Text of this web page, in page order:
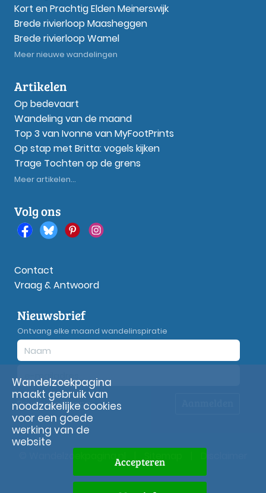
Kort en Prachtig Elden Meinerswijk
Brede rivierloop Maasheggen
Brede rivierloop Wamel
Meer nieuwe wandelingen
Artikelen
Op bedevaart
Wandeling van de maand
Top 3 van Ivonne van MyFootPrints
Op stap met Britta: vogels kijken
Trage Tochten op de grens
Meer artikelen...
Volg ons
Contact
Vraag & Antwoord
Nieuwsbrief
Ontvang elke maand wandelinspiratie
Privacyverklaring
© Wandelzoekpagina.nl
Wandelzoekpagina
maakt gebruik van
noodzakelijke cookies
voor een goede
werking van de
website
Accepteren